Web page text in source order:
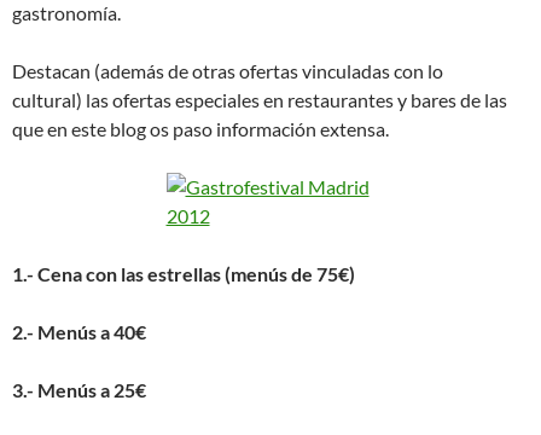
gastronomía.
Destacan (además de otras ofertas vinculadas con lo
cultural) las ofertas especiales en restaurantes y bares de las
que en este blog os paso información extensa.
1.- Cena con las estrellas (menús de 75€)
2.- Menús a 40€
3.- Menús a 25€